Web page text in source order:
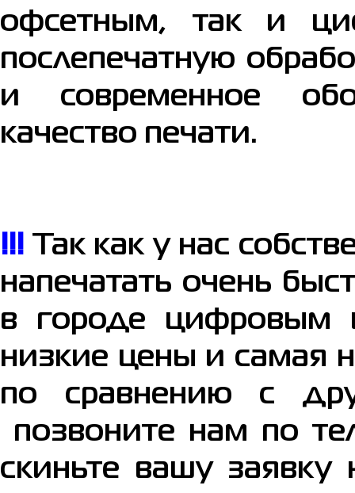
офсетным, так и
послепечатную
и современное
качество печати.
!!!
Так как у нас
напечатать очень
в городе цифровым
низкие цены и самая
по сравнению с
позвоните нам по
скиньте вашу